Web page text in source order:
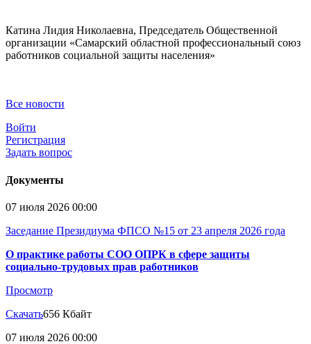
Катина Лидия Николаевна, Председатель Общественной
организации «Самарский областной профессиональный союз
работников социальной защиты населения»
Все новости
Войти
Регистрация
Задать вопрос
Документы
07 июля 2026 00:00
Заседание Президиума ФПСО №15 от 23 апреля 2026 года
О практике работы СОО ОПРК в сфере защиты
социально-трудовых прав работников
Просмотр
Скачать656 Кбайт
07 июля 2026 00:00